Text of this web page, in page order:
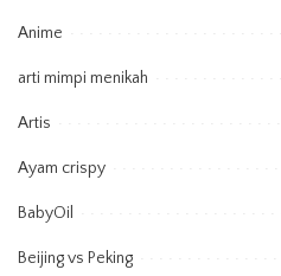
Anime
arti mimpi menikah
Artis
Ayam crispy
BabyOil
Beijing vs Peking